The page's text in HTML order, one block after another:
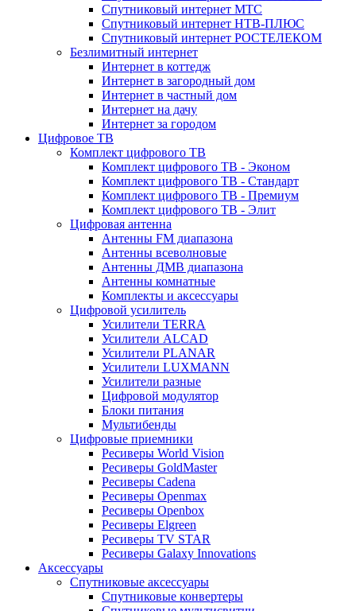
Спутниковый интернет МТС
Спутниковый интернет НТВ-ПЛЮС
Спутниковый интернет РОСТЕЛЕКОМ
Безлимитный интернет
Интернет в коттедж
Интернет в загородный дом
Интернет в частный дом
Интернет на дачу
Интернет за городом
Цифровое ТВ
Комплект цифрового ТВ
Комплект цифрового ТВ - Эконом
Комплект цифрового ТВ - Стандарт
Комплект цифрового ТВ - Премиум
Комплект цифрового ТВ - Элит
Цифровая антенна
Антенны FM диапазона
Антенны всеволновые
Антенны ДМВ диапазона
Антенны комнатные
Комплекты и аксессуары
Цифровой усилитель
Усилители TERRA
Усилители ALCAD
Усилители PLANAR
Усилители LUXMANN
Усилители разные
Цифровой модулятор
Блоки питания
Мультибенды
Цифровые приемники
Ресиверы World Vision
Ресиверы GoldMaster
Ресиверы Cadena
Ресиверы Openmax
Ресиверы Openbox
Ресиверы Elgreen
Ресиверы TV STAR
Ресиверы Galaxy Innovations
Аксессуары
Спутниковые аксессуары
Спутниковые конвертеры